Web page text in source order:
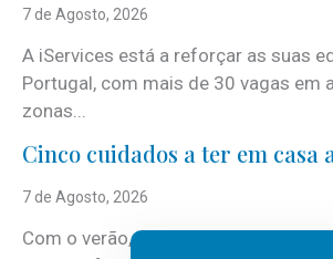
7 de Agosto, 2026
A iServices está a reforçar as suas
Portugal, com mais de 30 vagas em
zonas...
Cinco cuidados a ter em casa
7 de Agosto, 2026
Com o verão, chegam também as